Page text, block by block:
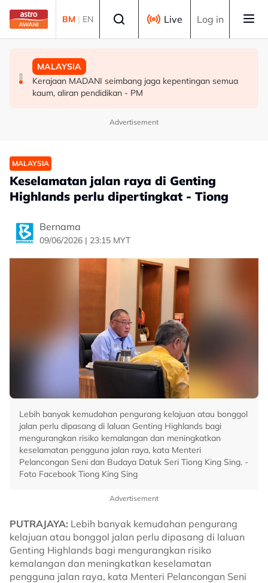
Skip to main content
BM | EN Live Log in
MALAYSIA
91.7 peratus pekerja tetap GLIC, GLC terima gaji
sekurang-kurangnya RM3,100 setakat akhir 2025
MALAYSIA
Malaysia, Kemboja komited perkukuh kerjasama
pertahanan
MALAYSIA
Kerajaan MADANI seimbang jaga kepentingan semua
kaum, aliran pendidikan - PM
Advertisement
MALAYSIA
Keselamatan jalan raya di Genting
Highlands perlu dipertingkat - Tiong
Bernama
09/06/2026 | 23:15 MYT
Lebih banyak kemudahan pengurang kelajuan atau bonggol
jalan perlu dipasang di laluan Genting Highlands bagi
mengurangkan risiko kemalangan dan meningkatkan
keselamatan pengguna jalan raya, kata Menteri
Pelancongan Seni dan Budaya Datuk Seri Tiong King Sing. -
Foto Facebook Tiong King Sing
Advertisement
PUTRAJAYA: Lebih banyak kemudahan pengurang
kelajuan atau bonggol jalan perlu dipasang di laluan
Genting Highlands bagi mengurangkan risiko
kemalangan dan meningkatkan keselamatan
pengguna jalan raya, kata Menteri Pelancongan Seni